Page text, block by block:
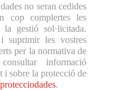
no seran cedides
cop complertes les
gestió sol·licitada.
suprimir les vostres
per la normativa de
informació
i sobre la protecció de
.